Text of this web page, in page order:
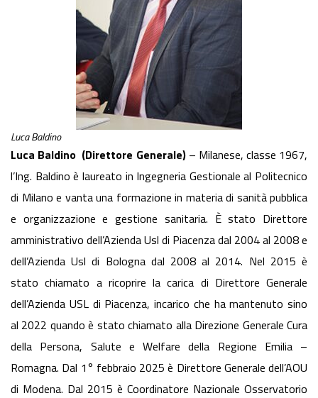
Luca Baldino
Luca Baldino (Direttore Generale)– Milanese, classe 1967,
l’Ing. Baldino è laureato in Ingegneria Gestionale al Politecnico
di Milano e vanta una formazione in materia di sanità pubblica
e organizzazione e gestione sanitaria. È stato Direttore
amministrativo dell’Azienda Usl di Piacenza dal 2004 al 2008 e
dell’Azienda Usl di Bologna dal 2008 al 2014. Nel 2015 è
stato chiamato a ricoprire la carica di Direttore Generale
dell’Azienda USL di Piacenza, incarico che ha mantenuto sino
al 2022 quando è stato chiamato alla Direzione Generale Cura
della Persona, Salute e Welfare della Regione Emilia –
Romagna. Dal 1° febbraio 2025 è Direttore Generale dell’AOU
di Modena. Dal 2015 è Coordinatore Nazionale Osservatorio